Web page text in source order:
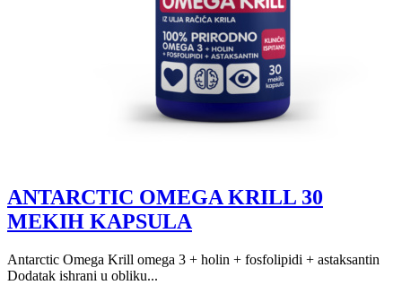
ANTARCTIC OMEGA KRILL 30
MEKIH KAPSULA
Antarctic Omega Krill omega 3 + holin + fosfolipidi + astaksantin
Dodatak ishrani u obliku...